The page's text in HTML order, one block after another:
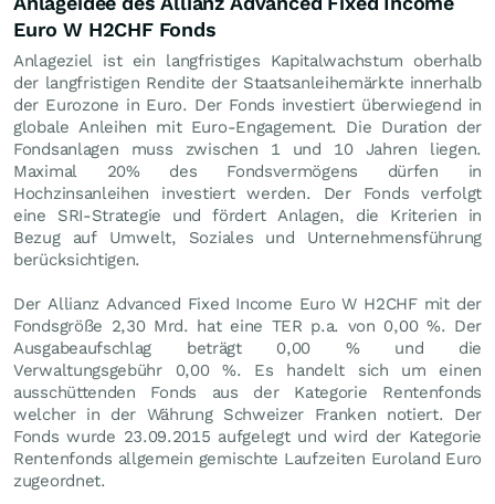
Euro W H2CHF Fonds
Anlageziel ist ein langfristiges Kapitalwachstum oberhalb
der langfristigen Rendite der Staatsanleihemärkte innerhalb
der Eurozone in Euro. Der Fonds investiert überwiegend in
globale Anleihen mit Euro-Engagement. Die Duration der
Fondsanlagen muss zwischen 1 und 10 Jahren liegen.
Maximal 20% des Fondsvermögens dürfen in
Hochzinsanleihen investiert werden. Der Fonds verfolgt
eine SRI-Strategie und fördert Anlagen, die Kriterien in
Bezug auf Umwelt, Soziales und Unternehmensführung
berücksichtigen.
Der Allianz Advanced Fixed Income Euro W H2CHF mit der
Fondsgröße 2,30 Mrd. hat eine TER p.a. von 0,00 %. Der
Ausgabeaufschlag beträgt 0,00 % und die
Verwaltungsgebühr 0,00 %. Es handelt sich um einen
ausschüttenden Fonds aus der Kategorie Rentenfonds
welcher in der Währung Schweizer Franken notiert. Der
Fonds wurde 23.09.2015 aufgelegt und wird der Kategorie
Rentenfonds allgemein gemischte Laufzeiten Euroland Euro
zugeordnet.